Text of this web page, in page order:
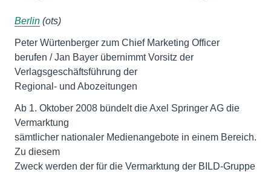
Berlin (ots)
Peter Würtenberger zum Chief Marketing Officer
berufen / Jan Bayer übernimmt Vorsitz der
Verlagsgeschäftsführung der
Regional- und Abozeitungen
Ab 1. Oktober 2008 bündelt die Axel Springer AG die
Vermarktung
sämtlicher nationaler Medienangebote in einem Bereich.
Zu diesem
Zweck werden der für die Vermarktung der BILD-Gruppe